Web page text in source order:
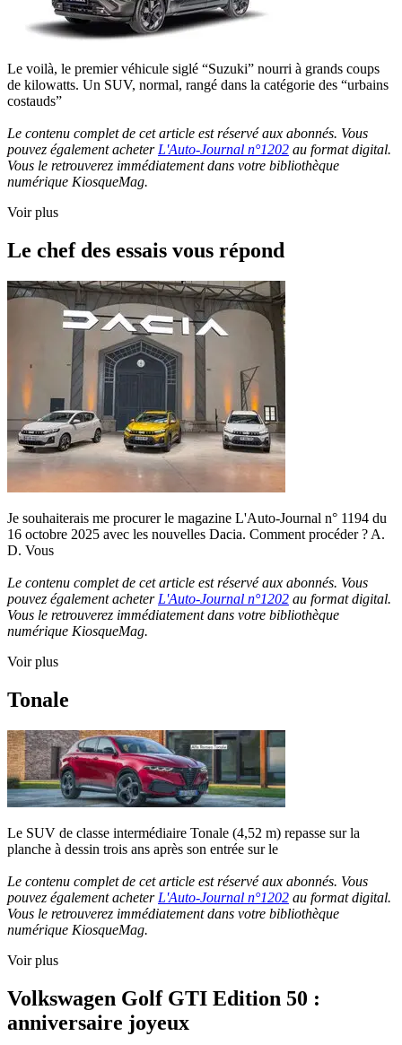
Le voilà, le premier véhicule siglé “Suzuki” nourri à grands coups
de kilowatts. Un SUV, normal, rangé dans la catégorie des “urbains
costauds”
Le contenu complet de cet article est réservé aux abonnés. Vous
pouvez également acheter L'Auto-Journal n°1202 au format digital.
Vous le retrouverez immédiatement dans votre bibliothèque
numérique KiosqueMag.
Voir plus
Le chef des essais vous répond
Je souhaiterais me procurer le magazine L'Auto-Journal n° 1194 du
16 octobre 2025 avec les nouvelles Dacia. Comment procéder ? A.
D. Vous
Le contenu complet de cet article est réservé aux abonnés. Vous
pouvez également acheter L'Auto-Journal n°1202 au format digital.
Vous le retrouverez immédiatement dans votre bibliothèque
numérique KiosqueMag.
Voir plus
Tonale
Le SUV de classe intermédiaire Tonale (4,52 m) repasse sur la
planche à dessin trois ans après son entrée sur le
Le contenu complet de cet article est réservé aux abonnés. Vous
pouvez également acheter L'Auto-Journal n°1202 au format digital.
Vous le retrouverez immédiatement dans votre bibliothèque
numérique KiosqueMag.
Voir plus
Volkswagen Golf GTI Edition 50 :
anniversaire joyeux